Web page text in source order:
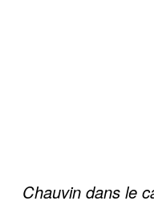
Chauvin dans le